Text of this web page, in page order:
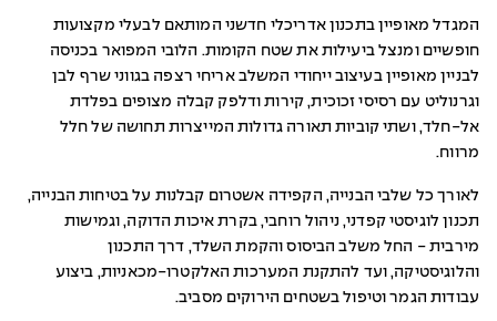
המגדל מאופיין בתכנון אדריכלי חדשני המותאם לבעלי מקצועות
חופשיים ומנצל ביעילות את שטח הקומות. הלובי המפואר בכניסה
לבניין מאופיין בעיצוב ייחודי המשלב אריחי רצפה בגווני שרף לבן
וגרנוליט עם רסיסי זכוכית, קירות ודלפק קבלה מצופים בפלדת
אל-חלד, ושתי קוביות תאורה גדולות המייצרות תחושה של חלל
מרווח.
לאורך כל שלבי הבנייה, הקפידה אשטרום קבלנות על בטיחות הבנייה,
תכנון לוגיסטי קפדני, ניהול רוחבי, בקרת איכות הדוקה, וגמישות
מירבית - החל משלב הביסוס והקמת השלד, דרך התכנון
והלוגיסטיקה, ועד להתקנת המערכות האלקטרו-מכאניות, ביצוע
עבודות הגמר וטיפול בשטחים הירוקים מסביב.